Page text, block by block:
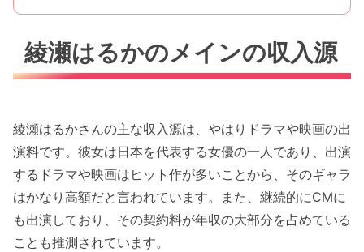
綾瀬はるかのメインの収入源
綾瀬はるかさんの主な収入源は、やはりドラマや映画の出
演料です。彼女は日本を代表する女優の一人であり、出演
するドラマや映画はヒット作が多いことから、そのギャラ
はかなり高額だと言われています。また、継続的にCMに
も出演しており、その契約料が年収の大部分を占めている
ことも推測されています。